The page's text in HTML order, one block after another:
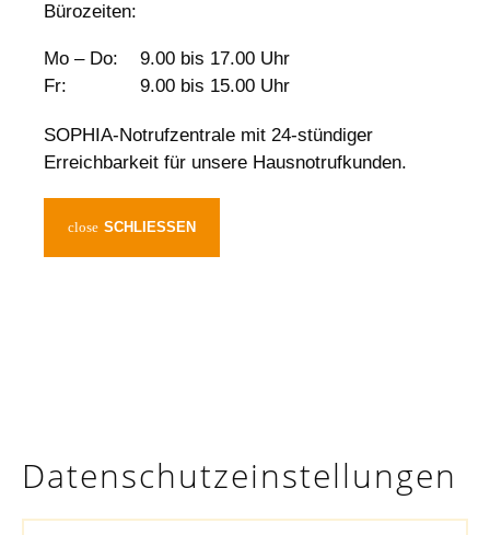
Bürozeiten:
Mo – Do:
9.00 bis 17.00 Uhr
Fr:
9.00 bis 15.00 Uhr
SOPHIA-Notrufzentrale mit 24-stündiger
Erreichbarkeit für unsere Hausnotrufkunden.
SCHLIESSEN
Daten­schutz­einstellungen